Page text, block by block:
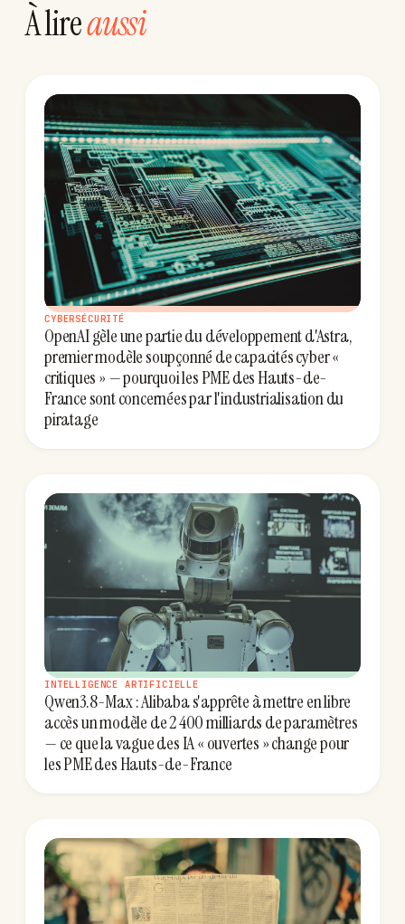
À lireaussi
CYBERSÉCURITÉ
OpenAI gèle une partie du développement d'Astra,
premier modèle soupçonné de capacités cyber «
critiques » — pourquoi les PME des Hauts-de-
France sont concernées par l'industrialisation du
piratage
INTELLIGENCE ARTIFICIELLE
Qwen3.8-Max : Alibaba s'apprête à mettre en libre
accès un modèle de 2 400 milliards de paramètres
— ce que la vague des IA « ouvertes » change pour
les PME des Hauts-de-France